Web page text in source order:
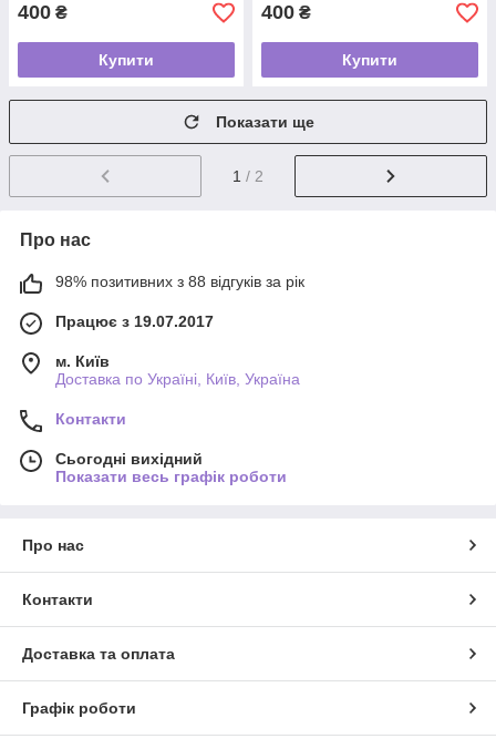
400 ₴
Купити
400 ₴
Купити
Показати ще
1 / 2
Про нас
98% позитивних з 88 відгуків за рік
Працює з 19.07.2017
м. Київ
Доставка по Україні, Київ, Україна
Контакти
Сьогодні вихідний
Показати весь графік роботи
Про нас
Контакти
Доставка та оплата
Графік роботи